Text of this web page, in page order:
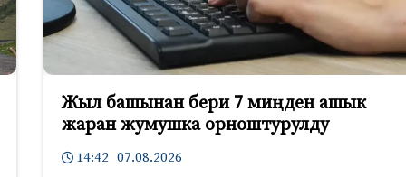
Жыл башынан бери 7 миңден ашык
жаран жумушка орноштурулду
14:42 07.08.2026